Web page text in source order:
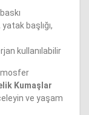
başlığı,
kullanılabilir
Kumaşlar
ve yaşam